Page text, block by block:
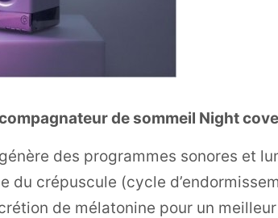
de sommeil Night
des programmes sonores et
du crépuscule (cycle
de mélatonine pour un